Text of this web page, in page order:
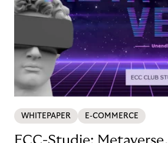
WHITEPAPER E-COMMERCE